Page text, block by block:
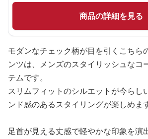
商品の詳細を見る
モダンなチェック柄が目を引くこちら
ンツは、メンズのスタイリッシュなコ
テムです。
スリムフィットのシルエットが今らし
ンド感のあるスタイリングが楽しめます
足首が見える丈感で軽やかな印象を演